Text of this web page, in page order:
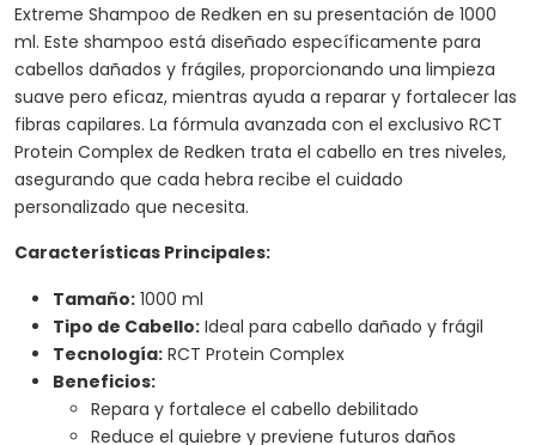
Extreme Shampoo de Redken en su presentación de 1000
ml. Este shampoo está diseñado específicamente para
cabellos dañados y frágiles, proporcionando una limpieza
suave pero eficaz, mientras ayuda a reparar y fortalecer las
fibras capilares. La fórmula avanzada con el exclusivo RCT
Protein Complex de Redken trata el cabello en tres niveles,
asegurando que cada hebra recibe el cuidado
personalizado que necesita.
Características Principales:
Tamaño:1000 ml
Tipo de Cabello:Ideal para cabello dañado y frágil
Tecnología:RCT Protein Complex
Beneficios:
Repara y fortalece el cabello debilitado
Reduce el quiebre y previene futuros daños